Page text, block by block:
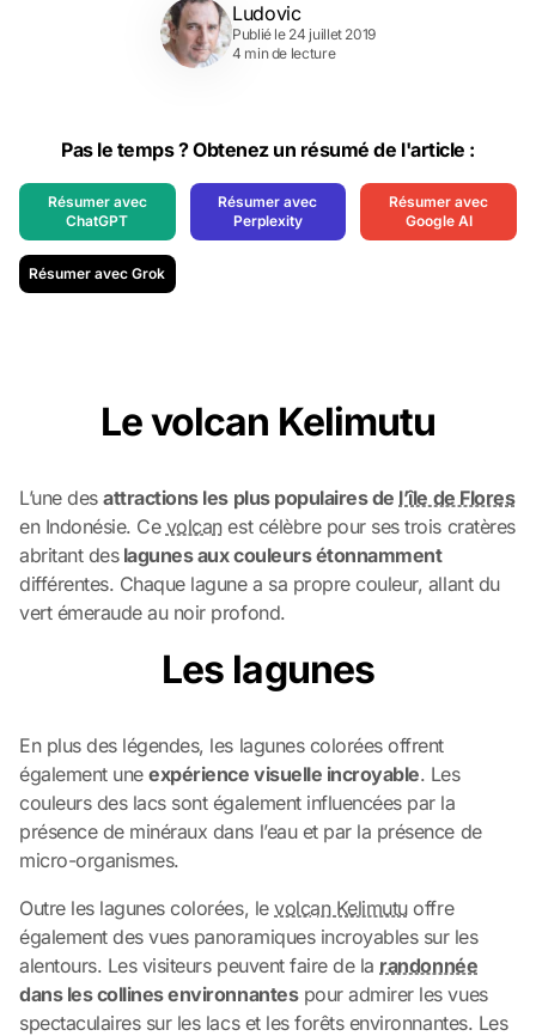
Le volcan Kelimutu
L’une desattractions les plus populaires de l’île de Flores
en Indonésie. Ce volcanest célèbre pour ses trois cratères
abritant deslagunes aux couleurs étonnamment
différentes. Chaque lagune a sa propre couleur, allant du
vert émeraude au noir profond.
Les lagunes
En plus des légendes, les lagunes colorées offrent
également uneexpérience visuelle incroyable. Les
couleurs des lacs sont également influencées par la
présence de minéraux dans l’eau et par la présence de
micro-organismes.
Outre les lagunes colorées, levolcan Kelimutuoffre
également des vues panoramiques incroyables sur les
alentours. Les visiteurs peuvent faire de la randonnée
dans les collines environnantespour admirer les vues
spectaculaires sur les lacs et les forêts environnantes. Les
Ludovic
Publié le 24 juillet 2019
4 min de lecture
Pas le temps ? Obtenez un résumé de l'article :
Résumer avec
ChatGPT
Résumer avec
Perplexity
Résumer avec
Google AI
Résumer avec Grok